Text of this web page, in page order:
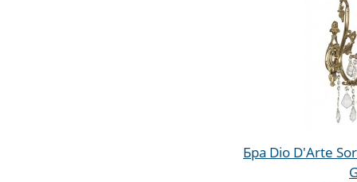
Бра Dio D'Arte